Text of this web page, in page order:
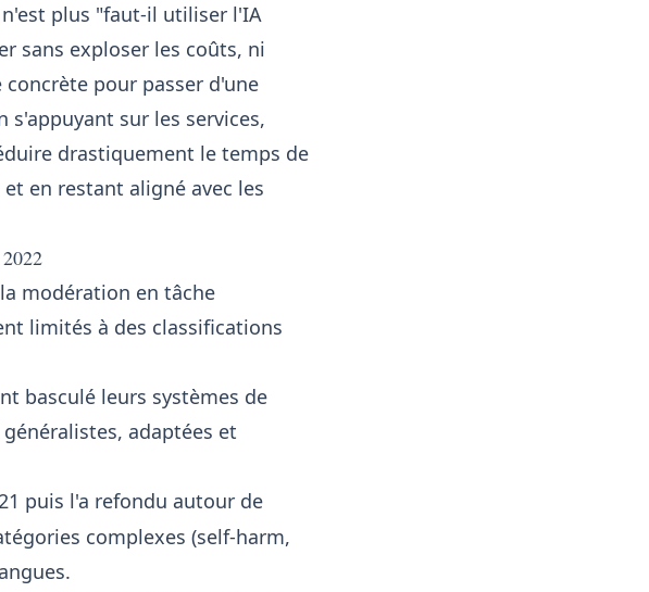
n'est plus "faut-il utiliser l'IA
sans exploser les coûts, ni
pour passer d'une
s'appuyant sur les services,
drastiquement le temps de
en restant aligné avec les
modération en tâche
limités à des classifications
basculé leurs systèmes de
généralistes, adaptées et
puis l'a refondu autour de
complexes (self-harm,